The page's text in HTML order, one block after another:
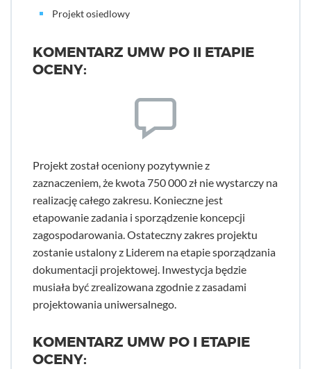
Projekt osiedlowy
KOMENTARZ UMW PO II ETAPIE
OCENY:
Projekt został oceniony pozytywnie z
zaznaczeniem, że kwota 750 000 zł nie wystarczy na
realizację całego zakresu. Konieczne jest
etapowanie zadania i sporządzenie koncepcji
zagospodarowania. Ostateczny zakres projektu
zostanie ustalony z Liderem na etapie sporządzania
dokumentacji projektowej. Inwestycja będzie
musiała być zrealizowana zgodnie z zasadami
projektowania uniwersalnego.
KOMENTARZ UMW PO I ETAPIE
OCENY: